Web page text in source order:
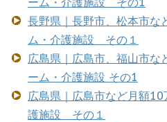
長野県｜長野市、松本市な
ム・介護施設 その１
広島県｜広島市、福山市
ーム・介護施設 その1
広島県｜広島市など月額
護施設 その１